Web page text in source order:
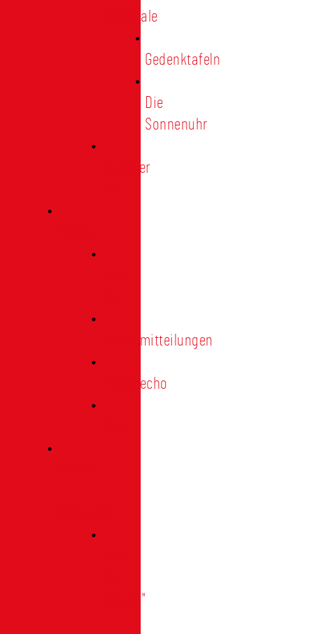
Denkmale
Gedenktafeln
Die
Sonnenuhr
Ratinger
Pressemitteilungen
Presseecho
"digital"